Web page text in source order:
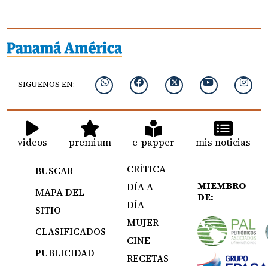
SIGUENOS EN:
videos premium e-papper mis noticias
BUSCAR
MAPA DEL
SITIO
CLASIFICADOS
PUBLICIDAD
CRÍTICA
DÍA A
DÍA
MUJER
CINE
RECETAS
MIEMBRO
DE: